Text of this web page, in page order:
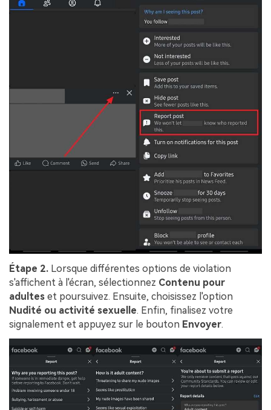
Étape 2. Lorsque différentes options de violation
s'affichent à l'écran, sélectionnez Contenu pour
adultes et poursuivez. Ensuite, choisissez l'option
Nudité ou activité sexuelle. Enfin, finalisez votre
signalement et appuyez sur le bouton Envoyer.